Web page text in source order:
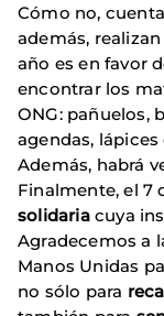
Cómo no,
además,
año es en favor
encontrar los
ONG: pañuelos,
agendas,
Además, habrá
Finalmente, el 7
solidariacuya
Agradecemos a
Manos Unidas
no sólo para